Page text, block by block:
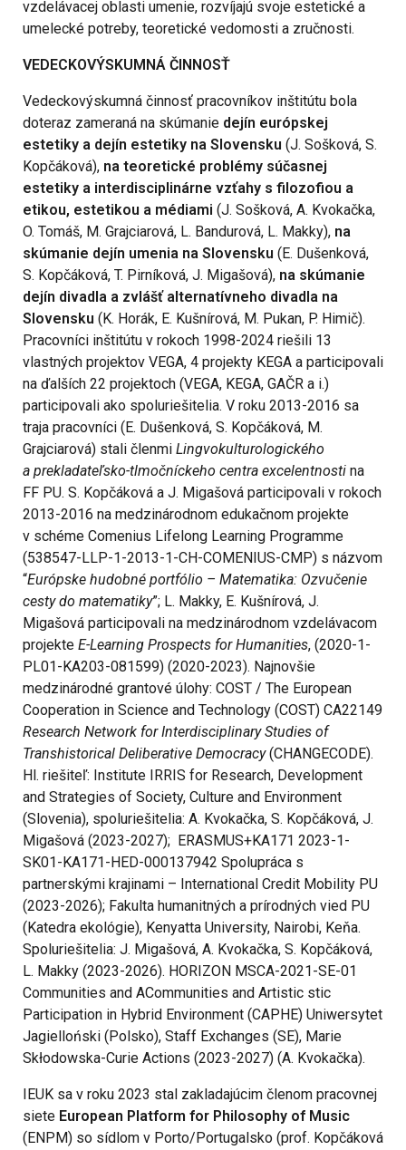
vzdelávacej oblasti umenie, rozvíjajú svoje estetické a
umelecké potreby, teoretické vedomosti a zručnosti.
VEDECKOVÝSKUMNÁ ČINNOSŤ
Vedeckovýskumná činnosť pracovníkov inštitútu bola
doteraz zameraná na skúmanie dejín európskej
estetiky a dejín estetiky na Slovensku (J. Sošková, S.
Kopčáková), na teoretické problémy súčasnej
estetiky a interdisciplinárne vzťahy s filozofiou a
etikou, estetikou a médiami (J. Sošková, A. Kvokačka,
O. Tomáš, M. Grajciarová, L. Bandurová, L. Makky), na
skúmanie dejín umenia na Slovensku (E. Dušenková,
S. Kopčáková, T. Pirníková, J. Migašová), na skúmanie
dejín divadla a zvlášť alternatívneho divadla na
Slovensku (K. Horák, E. Kušnírová, M. Pukan, P. Himič).
Pracovníci inštitútu v rokoch 1998-2024 riešili 13
vlastných projektov VEGA, 4 projekty KEGA a participovali
na ďalších 22 projektoch (VEGA, KEGA, GAČR a i.)
participovali ako spoluriešitelia. V roku 2013-2016 sa
traja pracovníci (E. Dušenková, S. Kopčáková, M.
Grajciarová) stali členmi Lingvokulturologického
a prekladateľsko-tlmočníckeho centra excelentnosti na
FF PU. S. Kopčáková a J. Migašová participovali v rokoch
2013-2016 na medzinárodnom edukačnom projekte
v schéme Comenius Lifelong Learning Programme
(538547-LLP-1-2013-1-CH-COMENIUS-CMP) s názvom
“Európske hudobné portfólio – Matematika: Ozvučenie
cesty do matematiky”; L. Makky, E. Kušnírová, J.
Migašová participovali na medzinárodnom vzdelávacom
projekte E-Learning Prospects for Humanities, (2020-1-
PL01-KA203-081599) (2020-2023). Najnovšie
medzinárodné grantové úlohy: COST / The European
Cooperation in Science and Technology (COST) CA22149
Research Network for Interdisciplinary Studies of
Transhistorical Deliberative Democracy(CHANGECODE).
Hl. riešiteľ: Institute IRRIS for Research, Development
and Strategies of Society, Culture and Environment
(Slovenia), spoluriešitelia: A. Kvokačka, S. Kopčáková, J.
Migašová (2023-2027); ERASMUS+KA171 2023-1-
SK01-KA171-HED-000137942 Spolupráca s
partnerskými krajinami – International Credit Mobility PU
(2023-2026); Fakulta humanitných a prírodných vied PU
(Katedra ekológie), Kenyatta University, Nairobi, Keňa.
Spoluriešitelia: J. Migašová, A. Kvokačka, S. Kopčáková,
L. Makky (2023-2026). HORIZON MSCA-2021-SE-01
Communities and ACommunities and Artistic stic
Participation in Hybrid Environment (CAPHE) Uniwersytet
Jagielloński (Polsko), Staff Exchanges (SE), Marie
Skłodowska-Curie Actions (2023-2027) (A. Kvokačka).
IEUK sa v roku 2023 stal zakladajúcim členom pracovnej
siete European Platform for Philosophy of Music
(ENPM) so sídlom v Porto/Portugalsko (prof. Kopčáková